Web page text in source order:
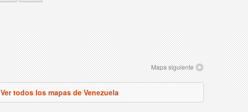
Mapa siguiente
Ver todos los mapas de Venezuela